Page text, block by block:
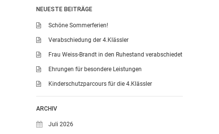
KONTAKT
IMPRESSUM
NEUESTE BEITRÄGE
Schöne Sommerferien!
Verabschiedung der 4.Klässler
Frau Weiss-Brandt in den Ruhestand verabschiedet
Ehrungen für besondere Leistungen
Kinderschutzparcours für die 4.Klässler
ARCHIV
Juli 2026